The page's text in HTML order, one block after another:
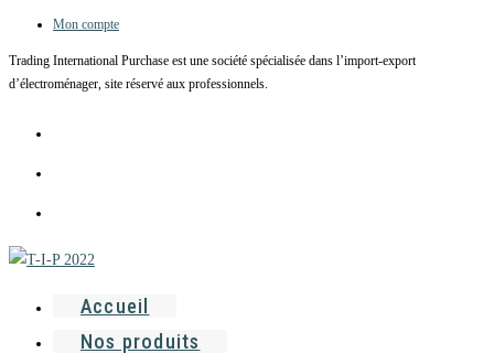
to
content
Mon compte
Trading International Purchase est une société spécialisée dans l’import-export
d’électroménager, site réservé aux professionnels.
Accueil
Nos produits